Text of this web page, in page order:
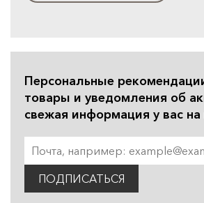
Персональные
товары и уведомления об
свежая информация у вас на
ПОДПИСАТЬСЯ